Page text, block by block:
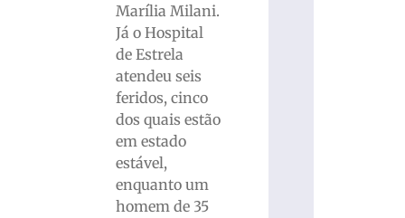
Marília Milani.
Já o Hospital
de Estrela
atendeu seis
feridos, cinco
dos quais estão
em estado
estável,
enquanto um
homem de 35